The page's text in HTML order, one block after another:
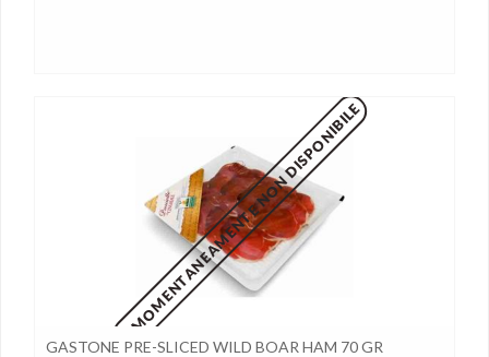
MOMENTANEAMENTE NON DISPONIBILE
GASTONE PRE-SLICED WILD BOAR HAM 70 GR